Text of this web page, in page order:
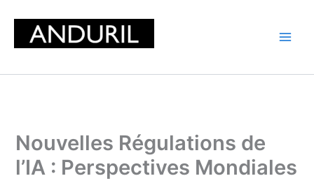
content
Nouvelles Régulations de
l’IA : Perspectives Mondiales